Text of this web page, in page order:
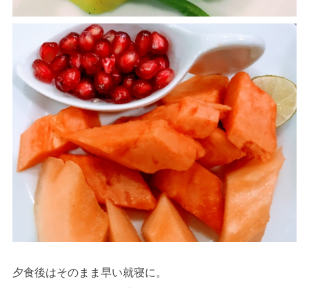
夕食後はそのまま早い就寝に。